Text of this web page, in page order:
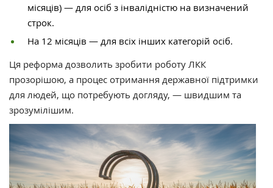
місяців) — для осіб з інвалідністю на визначений
строк.
На 12 місяців — для всіх інших категорій осіб.
Ця реформа дозволить зробити роботу ЛКК
прозорішою, а процес отримання державної підтримки
для людей, що потребують догляду, — швидшим та
зрозумілішим.